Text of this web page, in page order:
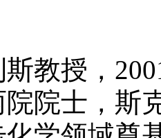
授，2001
院士， 斯